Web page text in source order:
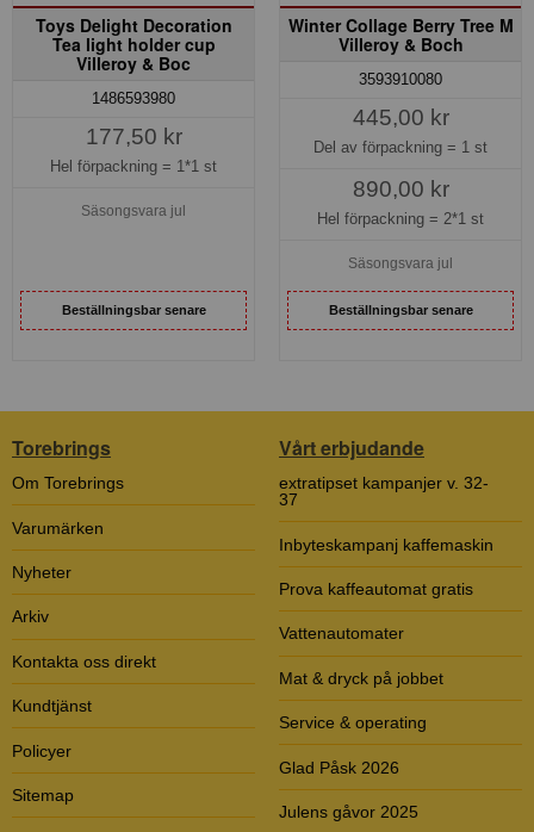
Toys Delight Decoration
Tea light holder cup
Villeroy & Boc
1486593980
177,50 kr
Hel förpackning = 1*1 st
Säsongsvara jul
Beställningsbar senare
Winter Collage Berry Tree M
Villeroy & Boch
3593910080
445,00 kr
Del av förpackning = 1 st
890,00 kr
Hel förpackning = 2*1 st
Säsongsvara jul
Beställningsbar senare
Torebrings
Om Torebrings
Varumärken
Nyheter
Arkiv
Kontakta oss direkt
Kundtjänst
Policyer
Sitemap
Vårt erbjudande
extratipset kampanjer v. 32-
37
Inbyteskampanj kaffemaskin
Prova kaffeautomat gratis
Vattenautomater
Mat & dryck på jobbet
Service & operating
Glad Påsk 2026
Julens gåvor 2025